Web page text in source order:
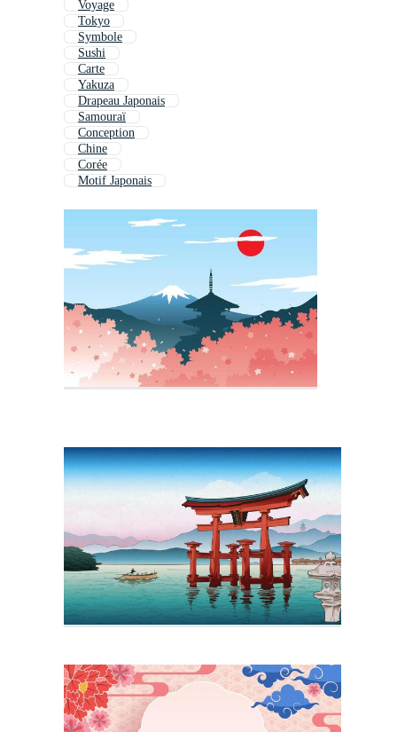
Voyage
Tokyo
Symbole
Sushi
Carte
Yakuza
Drapeau Japonais
Samouraï
Conception
Chine
Corée
Motif Japonais